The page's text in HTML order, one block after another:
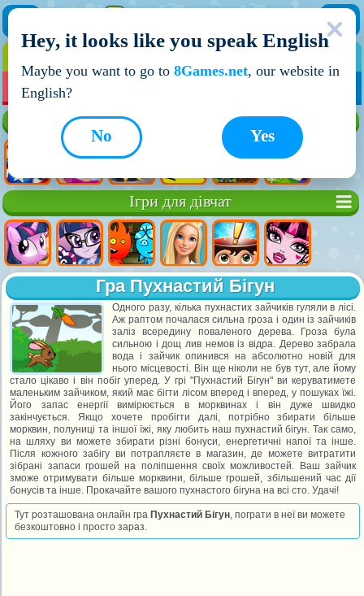
НОВІ ІГРИ
Ігри для дівчат
Гра Пухнастий Бігун
Одного разу, кілька пухнастих зайчиків гуляли в лісі.
Аж раптом почалася сильна гроза і один із зайчиків
заліз всередину поваленого дерева. Гроза була
сильною і дощ лив немов із відра. Дерево забрала
вода і зайчик опинився на абсолютно новій для
нього місцевості. Він ще ніколи не був тут, але йому
стало цікаво і він побіг уперед. У грі "Пухнастий Бігун" ви керуватимете
маленьким зайчиком, який має бігти лісом вперед і вперед, у пошуках їжі.
Його запас енергії вимірюється в морквинах і він дуже швидко
закінчується. Якщо хочете пробігти далі, потрібно збирати більше
морквин, полуниці та іншої їжі, яку любить наш пухнастий бігун. Так само,
на шляху ви можете збирати різні бонуси, енергетичні напої та інше.
Після кожного забігу ви потрапляєте в магазин, де можете витратити
зібрані запаси грошей на поліпшення своїх можливостей. Ваш зайчик
зможе отримувати більше морквини, більше грошей, збільшений час дії
бонусів та інше. Прокачайте вашого пухнастого бігуна на всі сто. Удачі!
Тут розташована онлайн гра Пухнастий Бігун, пограти в неї ви можете
безкоштовно і просто зараз.
Hey, it looks like you speak English
Maybe you want to go to 8Games.net, our website in
English?
Yes
No